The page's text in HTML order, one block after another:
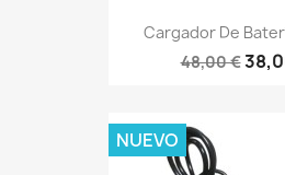
Cargador De
48,00 €
NUEVO